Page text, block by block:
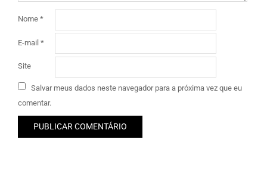
Nome *
E-mail *
Site
Salvar meus dados neste navegador para a próxima vez que eu
comentar.